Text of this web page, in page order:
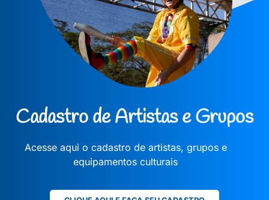
Cadastro de Artistas e Grupos
Acesse aqui o cadastro de artistas, grupos e
equipamentos culturais